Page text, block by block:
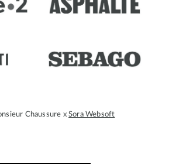
Chaussure xSora Websoft